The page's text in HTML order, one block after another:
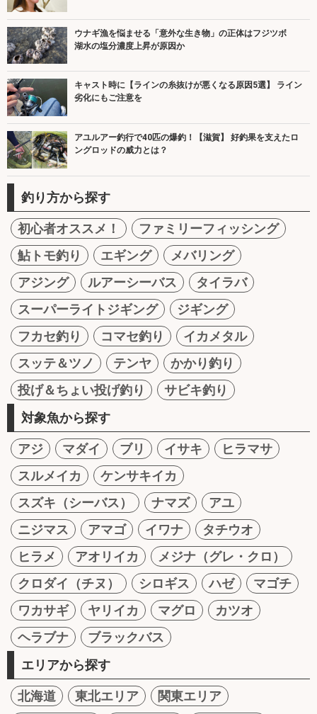
ウナギ漁を悩ませる「意外な生き物」の正体はフジツボ
湖水の塩分濃度上昇が原因か
キャスト時に【ラインの糸抜けが悪くなる原因5選】 ライン
劣化にもご注意を
アユルアー釣行で40匹の爆釣！【滋賀】 好釣果を支えたロ
ングロッドの威力とは？
釣り方から探す
初心者オススメ！
ファミリーフィッシング
鮎トモ釣り
エギング
メバリング
アジング
ルアーシーバス
タイラバ
スーパーライトジギング
ジギング
フカセ釣り
コマセ釣り
イカメタル
スッテ＆ツノ
テンヤ
かかり釣り
投げ＆ちょい投げ釣り
サビキ釣り
対象魚から探す
アジ マダイ ブリ イサキ
ヒラマサ
スルメイカ
ケンサキイカ
スズキ（シーバス）
ナマズ
アユ
ニジマス
アマゴ イワナ
タチウオ
ヒラメ
アオリイカ
メジナ（グレ・クロ）
クロダイ（チヌ）
シロギス ハゼ
マゴチ
ワカサギ
ヤリイカ マグロ
カツオ
ヘラブナ
ブラックバス
エリアから探す
北海道 東北エリア
関東エリア